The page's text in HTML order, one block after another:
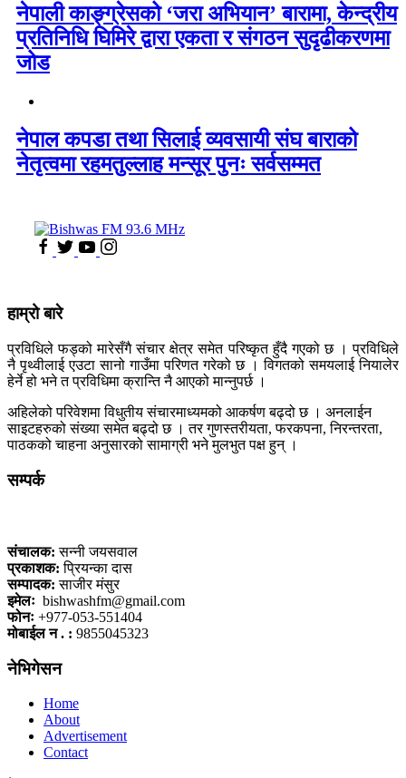
नेपाली काङ्ग्रेसको ‘जरा अभियान’ बारामा, केन्द्रीय
प्रतिनिधि घिमिरे द्वारा एकता र संगठन सुदृढीकरणमा
जोड
नेपाल कपडा तथा सिलाई व्यवसायी संघ बाराको
नेतृत्वमा रहमतुल्लाह मन्सूर पुनः सर्वसम्मत
हाम्रो बारे
प्रविधिले फड्को मारेसँगै संचार क्षेत्र समेत परिष्कृत हुँदै गएको छ । प्रविधिले
नै पृथ्वीलाई एउटा सानो गाउँमा परिणत गरेको छ । विगतको समयलाई नियालेर
हेर्ने हो भने त प्रविधिमा क्रान्ति नै आएको मान्नुपर्छ ।
अहिलेको परिवेशमा विधुतीय संचारमाध्यमको आकर्षण बढ्दो छ । अनलाईन
साइटहरुको संख्या समेत बढ्दो छ । तर गुणस्तरीयता, फरकपना, निरन्तरता,
पाठकको चाहना अनुसारको सामाग्री भने मुलभुत पक्ष हुन् ।
सम्पर्क
संचालक: सन्नी जयसवाल
प्रकाशक: प्रियन्का दास
सम्पादक: साजीर मंसुर
इमेलः bishwashfm@gmail.com
फोनः +977-053-551404
मोबाईल न . : 9855045323
नेभिगेसन
Home
About
Advertisement
Contact